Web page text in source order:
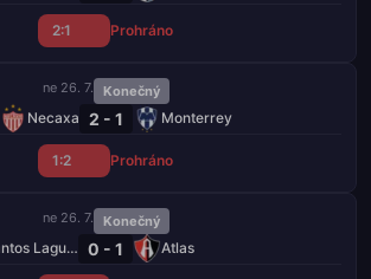
2:1 Prohráno
ne 26. 7. Konečný
Necaxa 2 - 1 Monterrey
1:2 Prohráno
ne 26. 7. Konečný
Santos Laguna 0 - 1 Atlas